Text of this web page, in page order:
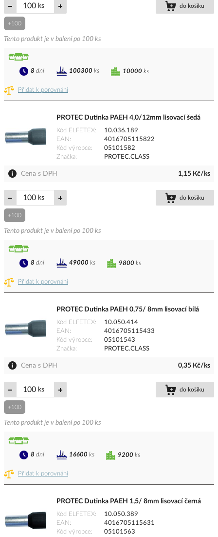
ks do košíku
+100
Tento produkt je v balení po 100 ks
Přidat k porovnání
10000 ks
8 dní 100300 ks
PROTEC Dutinka PAEH 4,0/12mm lisovací šedá
Kód ELFETEX
10.036.189
EAN
4016705115822
Kód výrobce
05101582
Značka
PROTEC.CLASS
Cena s DPH 1,15 Kč/ks
ks do košíku
+100
Tento produkt je v balení po 100 ks
Přidat k porovnání
9800 ks
8 dní 49000 ks
PROTEC Dutinka PAEH 0,75/ 8mm lisovací bílá
Kód ELFETEX
10.050.414
EAN
4016705115433
Kód výrobce
05101543
Značka
PROTEC.CLASS
Cena s DPH 0,35 Kč/ks
ks do košíku
+100
Tento produkt je v balení po 100 ks
Přidat k porovnání
9200 ks
8 dní 16600 ks
PROTEC Dutinka PAEH 1,5/ 8mm lisovací černá
Kód ELFETEX
10.050.389
EAN
4016705115631
Kód výrobce
05101563